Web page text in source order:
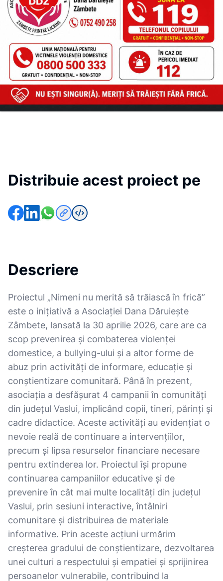
Distribuie acest proiect pe
Descriere
Proiectul „Nimeni nu merită să trăiască în frică”
este o inițiativă a Asociației Dana Dăruiește
Zâmbete, lansată la 30 aprilie 2026, care are ca
scop prevenirea și combaterea violenței
domestice, a bullying-ului și a altor forme de
abuz prin activități de informare, educație și
conștientizare comunitară. Până în prezent,
asociația a desfășurat 4 campanii în comunități
din județul Vaslui, implicând copii, tineri, părinți și
cadre didactice. Aceste activități au evidențiat o
nevoie reală de continuare a intervențiilor,
precum și lipsa resurselor financiare necesare
pentru extinderea lor. Proiectul își propune
continuarea campaniilor educative și de
prevenire în cât mai multe localități din județul
Vaslui, prin sesiuni interactive, întâlniri
comunitare și distribuirea de materiale
informative. Prin aceste acțiuni urmărim
creșterea gradului de conștientizare, dezvoltarea
unei culturi a respectului și empatiei și sprijinirea
persoanelor vulnerabile, contribuind la